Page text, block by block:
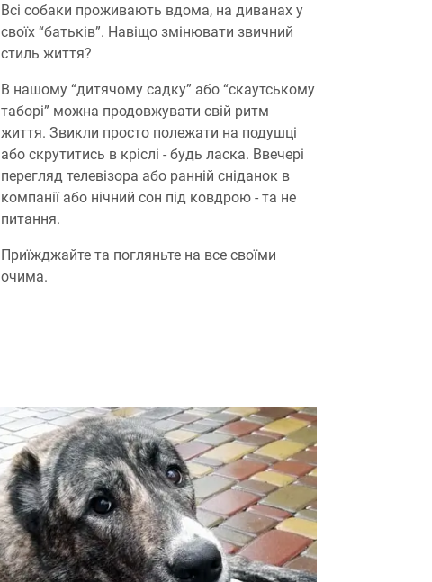
Всі собаки проживають вдома, на диванах у
своїх “батьків”. Навіщо змінювати звичний
стиль життя?
В нашому “дитячому садку” або “скаутському
таборі” можна продовжувати свій ритм
життя. Звикли просто полежати на подушці
або скрутитись в кріслі - будь ласка. Ввечері
перегляд телевізора або ранній сніданок в
компанії або нічний сон під ковдрою - та не
питання.
Приїжджайте та погляньте на все своїми
очима.